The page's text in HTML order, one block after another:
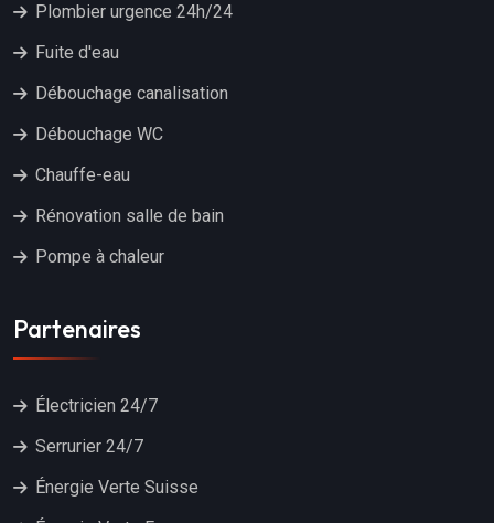
Plombier urgence 24h/24
Fuite d'eau
Débouchage canalisation
Débouchage WC
Chauffe-eau
Rénovation salle de bain
Pompe à chaleur
Partenaires
Électricien 24/7
Serrurier 24/7
Énergie Verte Suisse